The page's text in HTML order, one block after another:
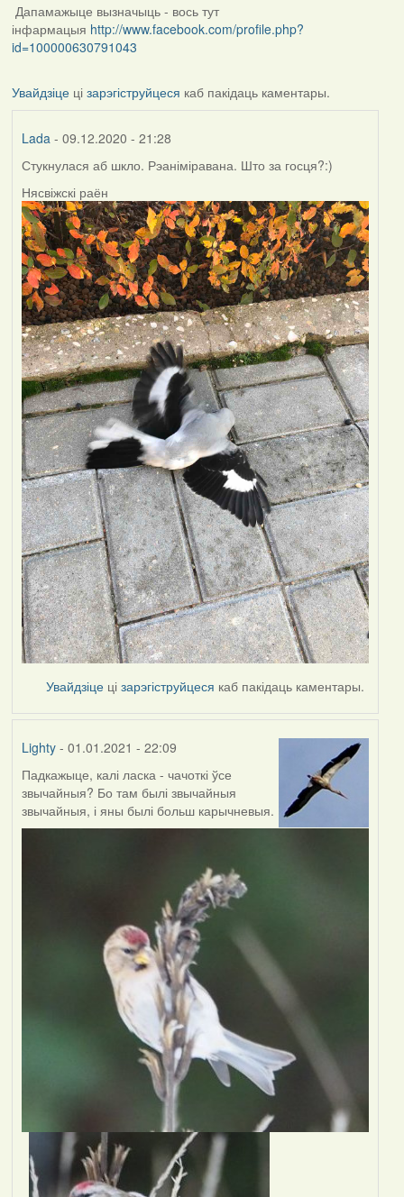
Дапамажыце вызначыць - вось тут
інфармацыя http://www.facebook.com/profile.php?
id=100000630791043
Увайдзіцеці зарэгіструйцеся каб пакідаць каментары.
Lada- 09.12.2020 - 21:28
Стукнулася аб шкло. Рэаніміравана. Што за госця?:)
Нясвіжскі раён
Увайдзіце цізарэгіструйцеся каб пакідаць каментары.
Lighty- 01.01.2021 - 22:09
Падкажыце, калі ласка - чачоткі ўсе
звычайныя? Бо там былі звычайныя
звычайныя, і яны былі больш карычневыя.